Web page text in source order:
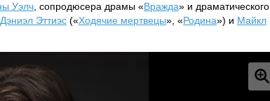
Уэлч , сопродюсера драмы «Вражда» и драматического
Дэниэл Эттиэс («Ходячие мертвецы», «Родина») и Майкл